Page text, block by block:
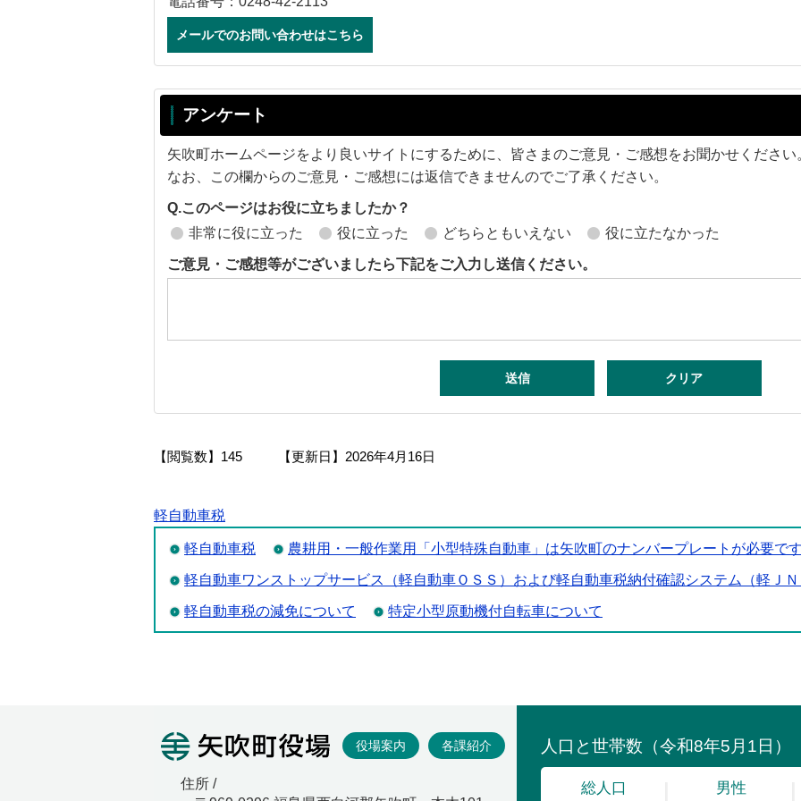
メールでのお問い合わせはこちら
アンケート
矢吹町ホームページをより良いサイトにするために、皆さまのご意見・ご感想をお聞かせください
なお、この欄からのご意見・ご感想には返信できませんのでご了承ください。
Q.このページはお役に立ちましたか？
非常に役に立った
役に立った どちらともいえない 役に立たなかった
ご意見・ご感想等がございましたら下記をご入力し送信ください。
【閲覧数】 145 【更新日】 2026年4月16日
軽自動車税
軽自動車税 農耕用・一般作業用「小型特殊自動車」は矢吹町のナンバープレートが必要で
軽自動車ワンストップサービス（軽自動車ＯＳＳ）および軽自動車税納付確認システム（軽Ｊ
軽自動車税の減免について 特定小型原動機付自転車について
矢吹町役場
役場案内 各課紹介
住所 /